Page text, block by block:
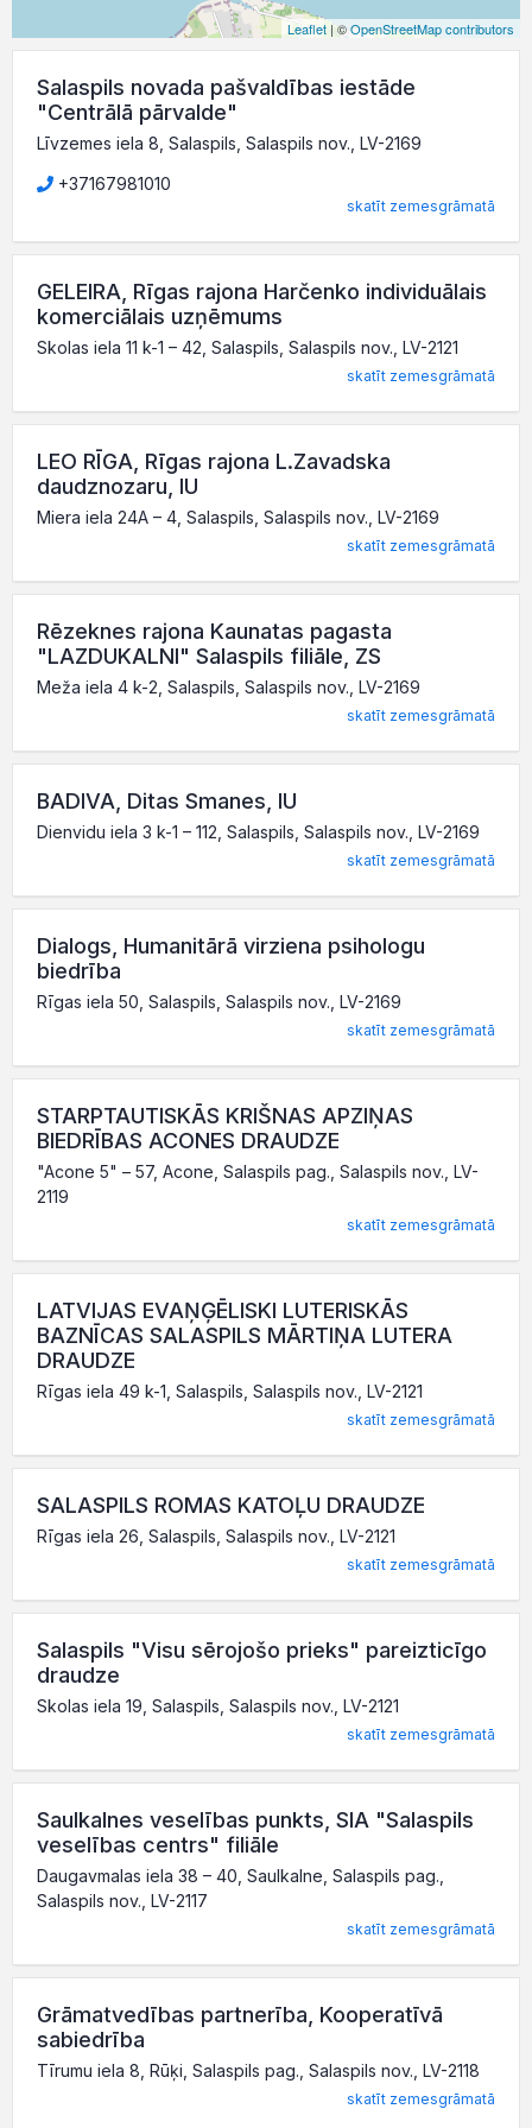
Leaflet | ©OpenStreetMap contributors
Salaspils novada pašvaldības iestāde
"Centrālā pārvalde"
Līvzemes iela 8, Salaspils, Salaspils nov., LV-2169
+37167981010
skatīt zemesgrāmatā
GELEIRA, Rīgas rajona Harčenko individuālais
komerciālais uzņēmums
Skolas iela 11 k-1 – 42, Salaspils, Salaspils nov., LV-2121
skatīt zemesgrāmatā
LEO RĪGA, Rīgas rajona L.Zavadska
daudznozaru, IU
Miera iela 24A – 4, Salaspils, Salaspils nov., LV-2169
skatīt zemesgrāmatā
Rēzeknes rajona Kaunatas pagasta
"LAZDUKALNI" Salaspils filiāle, ZS
Meža iela 4 k-2, Salaspils, Salaspils nov., LV-2169
skatīt zemesgrāmatā
BADIVA, Ditas Smanes, IU
Dienvidu iela 3 k-1 – 112, Salaspils, Salaspils nov., LV-2169
skatīt zemesgrāmatā
Dialogs, Humanitārā virziena psihologu
biedrība
Rīgas iela 50, Salaspils, Salaspils nov., LV-2169
skatīt zemesgrāmatā
STARPTAUTISKĀS KRIŠNAS APZIŅAS
BIEDRĪBAS ACONES DRAUDZE
"Acone 5" – 57, Acone, Salaspils pag., Salaspils nov., LV-
2119
skatīt zemesgrāmatā
LATVIJAS EVAŅĢĒLISKI LUTERISKĀS
BAZNĪCAS SALASPILS MĀRTIŅA LUTERA
DRAUDZE
Rīgas iela 49 k-1, Salaspils, Salaspils nov., LV-2121
skatīt zemesgrāmatā
SALASPILS ROMAS KATOĻU DRAUDZE
Rīgas iela 26, Salaspils, Salaspils nov., LV-2121
skatīt zemesgrāmatā
Salaspils "Visu sērojošo prieks" pareizticīgo
draudze
Skolas iela 19, Salaspils, Salaspils nov., LV-2121
skatīt zemesgrāmatā
Saulkalnes veselības punkts, SIA "Salaspils
veselības centrs" filiāle
Daugavmalas iela 38 – 40, Saulkalne, Salaspils pag.,
Salaspils nov., LV-2117
skatīt zemesgrāmatā
Grāmatvedības partnerība, Kooperatīvā
sabiedrība
Tīrumu iela 8, Rūķi, Salaspils pag., Salaspils nov., LV-2118
skatīt zemesgrāmatā